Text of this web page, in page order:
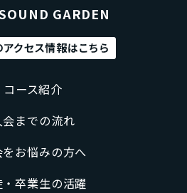
GARDEN
コース紹介
会までの流れ
をお悩みの方へ
・卒業生の活躍